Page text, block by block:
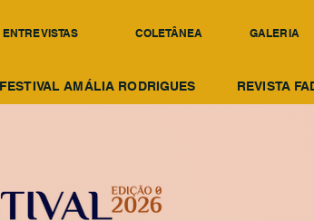
ENTREVISTAS COLETÂNEA
FESTIVAL AMÁLIA RODRIGUES
GALERIA
REVISTA